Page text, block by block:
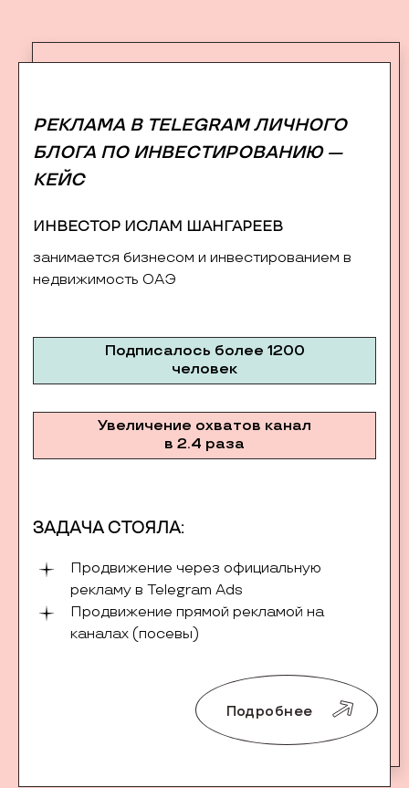
РЕКЛАМА В TELEGRAM ЛИЧНОГО
БЛОГА ПО ИНВЕСТИРОВАНИЮ —
КЕЙС
ИНВЕСТОР ИСЛАМ ШАНГАРЕЕВ
занимается бизнесом и инвестированием в
недвижимость ОАЭ
Подписалось более 1200
человек
Увеличение охватов канал
в 2.4 раза
ЗАДАЧА СТОЯЛА:
Продвижение через официальную
рекламу в Telegram Ads
Продвижение прямой рекламой на
каналах (посевы)
Подробнее